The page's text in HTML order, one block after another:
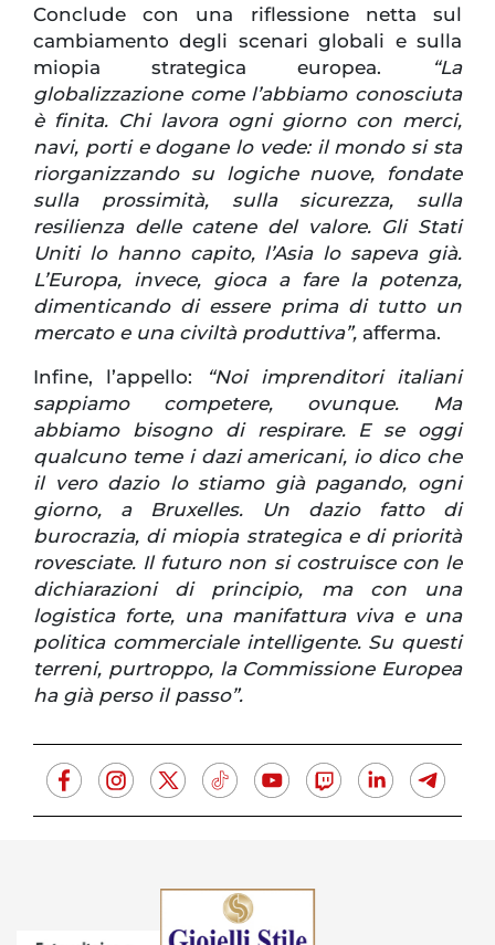
Conclude con una riflessione netta sul
cambiamento degli scenari globali e sulla
miopia strategica europea.
“La
globalizzazione come l’abbiamo conosciuta
è finita. Chi lavora ogni giorno con merci,
navi, porti e dogane lo vede: il mondo si sta
riorganizzando su logiche nuove, fondate
sulla prossimità, sulla sicurezza, sulla
resilienza delle catene del valore. Gli Stati
Uniti lo hanno capito, l’Asia lo sapeva già.
L’Europa, invece, gioca a fare la potenza,
dimenticando di essere prima di tutto un
mercato e una civiltà produttiva”, afferma.
Infine, l’appello:
“Noi imprenditori italiani
sappiamo competere, ovunque. Ma
abbiamo bisogno di respirare. E se oggi
qualcuno teme i dazi americani, io dico che
il vero dazio lo stiamo già pagando, ogni
giorno, a Bruxelles. Un dazio fatto di
burocrazia, di miopia strategica e di priorità
rovesciate. Il futuro non si costruisce con le
dichiarazioni di principio, ma con una
logistica forte, una manifattura viva e una
politica commerciale intelligente. Su questi
terreni, purtroppo, la Commissione Europea
ha già perso il passo”.